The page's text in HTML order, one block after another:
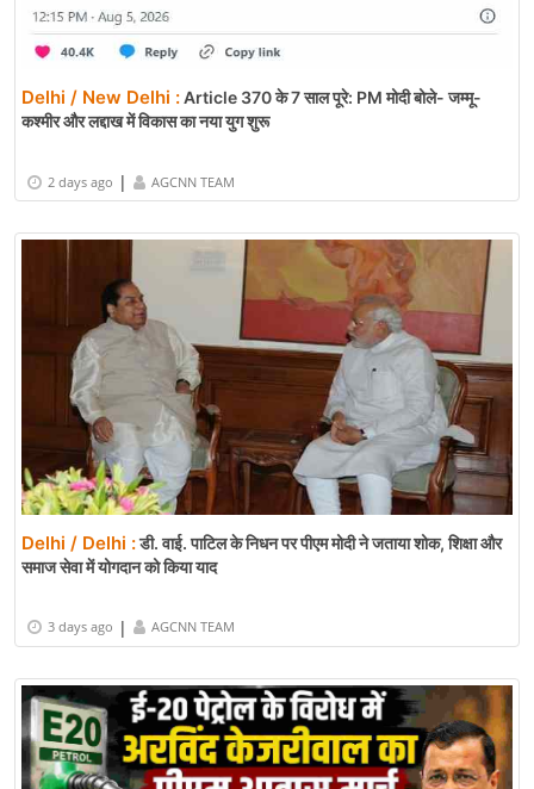
Delhi / New Delhi :Article 370 के 7 साल पूरे: PM मोदी बोले- जम्मू-
कश्मीर और लद्दाख में विकास का नया युग शुरू
2 days ago | AGCNN TEAM
Delhi / Delhi :डी. वाई. पाटिल के निधन पर पीएम मोदी ने जताया शोक, शिक्षा और
समाज सेवा में योगदान को किया याद
3 days ago | AGCNN TEAM